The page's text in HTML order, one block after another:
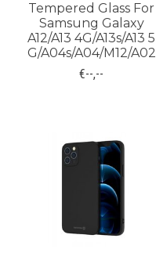
Tempered Glass For
Samsung Galaxy
A12/A13 4G/A13s/A13 5
G/A04s/A04/M12/A02
€--,--